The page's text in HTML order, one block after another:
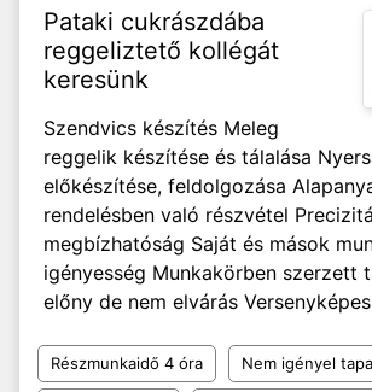
Pataki cukrászdába
reggeliztető kollégát
keresünk
Szendvics készítés Meleg
reggelik készítése és tálalása
előkészítése, feldolgozása
rendelésben való részvétel
megbízhatóság Saját és mások
igényesség Munkakörben szerzett
előny de nem elvárás
Részmunkaidő 4 óra Nem igényel